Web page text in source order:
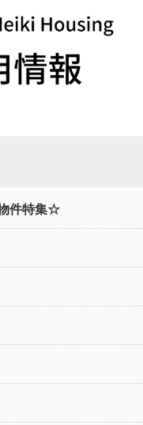
件特集☆